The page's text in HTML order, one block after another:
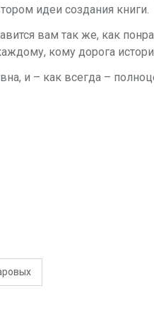
идеи создания книги.
вам так же, как
кому дорога
и – как всегда –